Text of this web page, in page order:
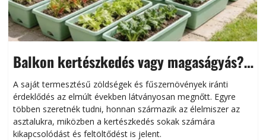
Balkon kertészkedés vagy magaságyás?
Helytakarékos kertészkedés
A saját termesztésű zöldségek és fűszernövények iránti
érdeklődés az elmúlt években látványosan megnőtt. Egyre
többen szeretnék tudni, honnan származik az élelmiszer az
asztalukra, miközben a kertészkedés sokak számára
kikapcsolódást és feltöltődést is jelent.